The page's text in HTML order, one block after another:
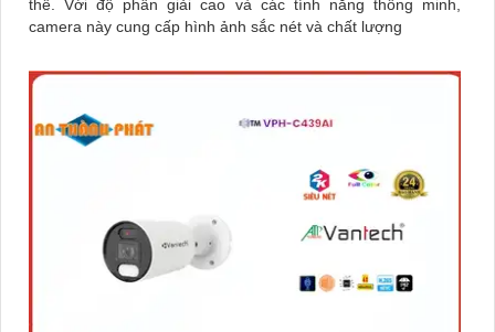
thể. Với độ phân giải cao và các tính năng thông minh,
camera này cung cấp hình ảnh sắc nét và chất lượng